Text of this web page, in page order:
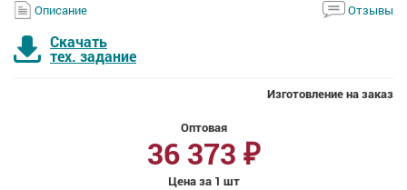
Описание Отзывы
Скачать
тех. задание
Изготовление на заказ
Оптовая
36 373 ₽
Цена за 1 шт